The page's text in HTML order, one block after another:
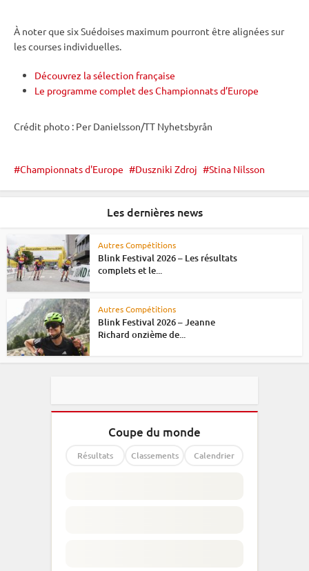
À noter que six Suédoises maximum pourront être alignées sur
les courses individuelles.
Découvrez la sélection française
Le programme complet des Championnats d’Europe
Crédit photo : Per Danielsson/TT Nyhetsbyrån
Championnats d'Europe Duszniki Zdroj Stina Nilsson
Les dernières news
Autres Compétitions
Blink Festival 2026 – Les résultats
complets et le...
Autres Compétitions
Blink Festival 2026 – Jeanne
Richard onzième de...
Coupe du monde
Résultats Classements Calendrier